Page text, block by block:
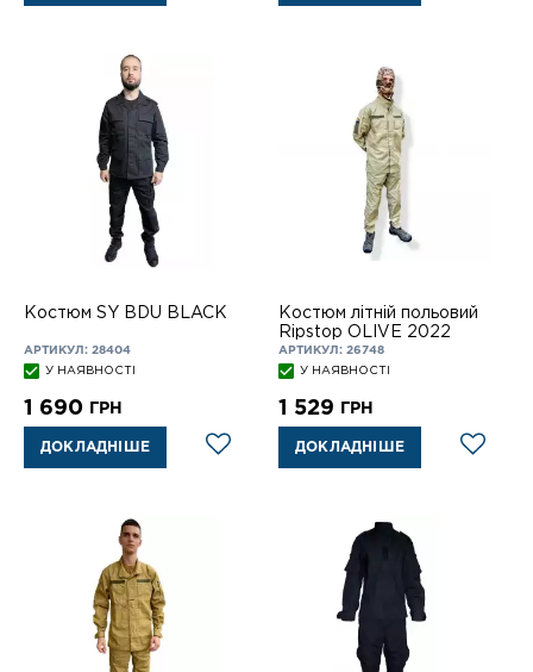
Костюм SY BDU BLACK
АРТИКУЛ: 28404
У НАЯВНОСТІ
1 690 ГРН
ДОКЛАДНІШЕ
Костюм літній польовий
Ripstop OLIVE 2022
АРТИКУЛ: 26748
У НАЯВНОСТІ
1 529 ГРН
ДОКЛАДНІШЕ